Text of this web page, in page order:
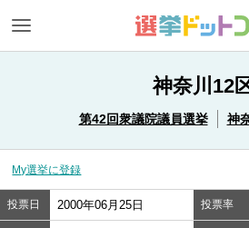
神奈川12
第42回衆議院議員選挙 神
My選挙に登録
投票日 2000年06月25日 投票率